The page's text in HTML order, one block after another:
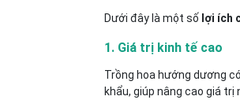
Dưới đây là một số lợi ích
1. Giá trị kinh tế cao
Trồng hoa hướng dương
khẩu, giúp nâng cao giá trị